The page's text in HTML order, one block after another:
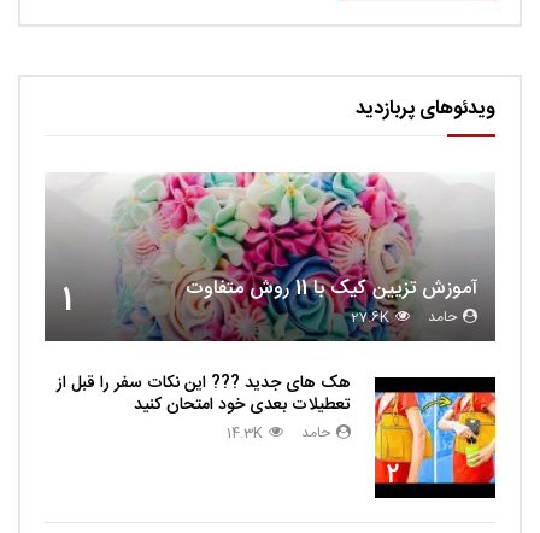
ویدئوهای پربازدید
1 آموزش تزیین کیک با 11 روش متفاوت
حامد 27.6K
2
هک های جدید ??️? این نکات سفر را قبل از
تعطیلات بعدی خود امتحان کنید
حامد 14.3K